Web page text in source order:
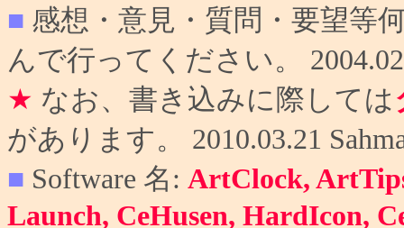
■ 感想・意見・質問・要望等
んで行ってください。
★ なお、書き込みに際しては
があります。 2010.03.21
■ Software 名: ArtClock,
Launch, CeHusen, HardIcon,